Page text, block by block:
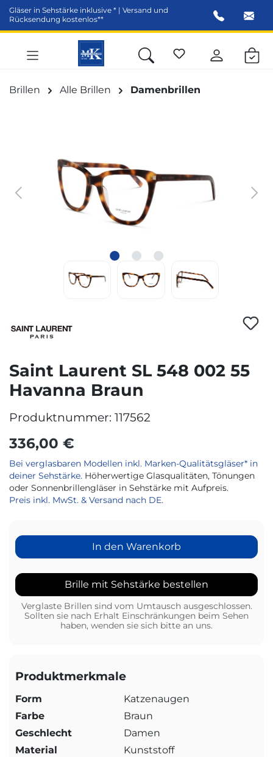
springen
Gläser in Sehstärke inklusive * | Versand und
Rücksendung kostenlos**
Brillen Alle Brillen Damenbrillen
Saint Laurent SL 548 002 55
Havanna Braun
Produktnummer: 117562
336,00 €
Bei verglasbaren Modellen inkl. Marken-Qualitätsgläser* in
deiner Sehstärke. Höherwertige Glasqualitäten, Tönungen
oder Sonnenbrillengläser in Sehstärke mit Aufpreis.
Preis inkl. MwSt. & Versand nach DE.
In den Warenkorb
Brille mit Sehstärke bestellen
Verglaste Brillen sind vom Umtausch ausgeschlossen.
Sollten sie nach Erhalt Einschränkungen beim Sehen
haben, wenden sie sich bitte an uns.
Produktmerkmale
Form
Katzenaugen
Farbe
Braun
Geschlecht
Damen
Material
Kunststoff